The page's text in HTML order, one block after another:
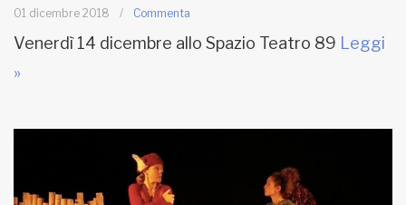
01 dicembre 2018 / Commenta
Venerdì 14 dicembre allo Spazio Teatro 89
Leggi
»